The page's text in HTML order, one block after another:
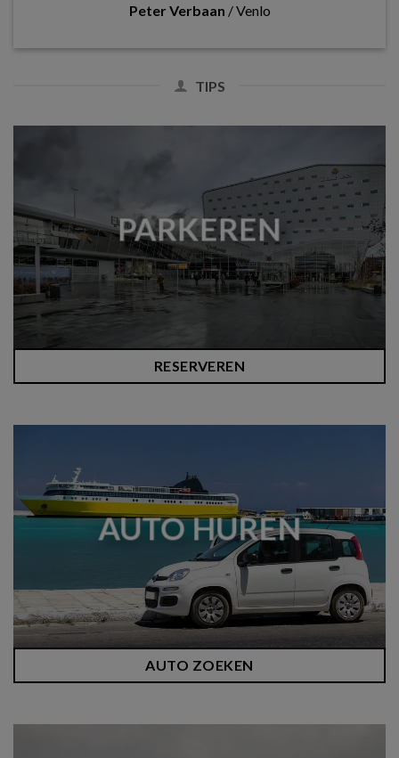
Peter Verbaan /Venlo
TIPS
PARKEREN
RESERVEREN
AUTO HUREN
AUTO ZOEKEN